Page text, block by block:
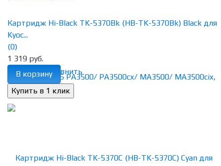
избранное сравнить
Картридж Hi-Black TK-5370Bk (HB-TK-5370Bk) Black для
Kyoc...
(0)
1 319 руб.
В корзину